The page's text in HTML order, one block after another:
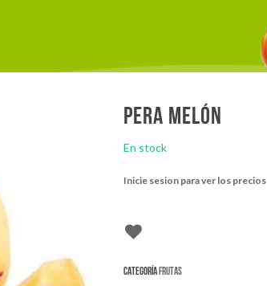
Pera melón
En stock
Inicie sesion para ver los precios
Categoría Frutas